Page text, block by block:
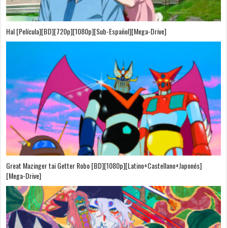
Hal [Película][BD][720p][1080p][Sub-Español][Mega-Drive]
Great Mazinger tai Getter Robo [BD][1080p][Latino+Castellano+Japonés]
[Mega-Drive]